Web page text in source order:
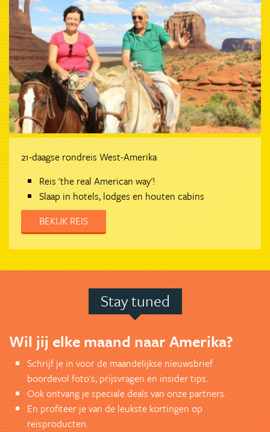
21-daagse rondreis West-Amerika
Reis 'the real American way'!
Slaap in hotels, lodges en houten cabins
BEKIJK REIS
Stay tuned
Wil jij elke maand naar Amerika?
Schrijf je in voor de maandelijkse nieuwsbrief
boordevol foto's, prijsvragen en insider tips.
Ook ontvang je speciale deals van onze partners.
En profiteer je van de leukste kortingen op
reisproducten.